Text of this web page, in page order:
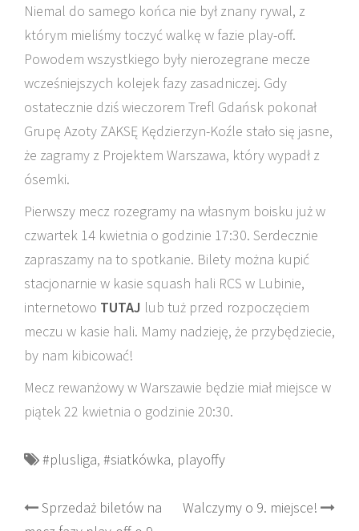
Niemal do samego końca nie był znany rywal, z
którym mieliśmy toczyć walkę w fazie play-off.
Powodem wszystkiego były nierozegrane mecze
wcześniejszych kolejek fazy zasadniczej. Gdy
ostatecznie dziś wieczorem Trefl Gdańsk pokonał
Grupę Azoty ZAKSĘ Kędzierzyn-Koźle stało się jasne,
że zagramy z Projektem Warszawa, który wypadł z
ósemki.
Pierwszy mecz rozegramy na własnym boisku już w
czwartek 14 kwietnia o godzinie 17:30. Serdecznie
zapraszamy na to spotkanie. Bilety można kupić
stacjonarnie w kasie squash hali RCS w Lubinie,
internetowo TUTAJ lub tuż przed rozpoczęciem
meczu w kasie hali. Mamy nadzieję, że przybędziecie,
by nam kibicować!
Mecz rewanżowy w Warszawie będzie miał miejsce w
piątek 22 kwietnia o godzinie 20:30.
#plusliga, #siatkówka, playoffy
Post
Sprzedaż biletów na
Walczymy o 9. miejsce!